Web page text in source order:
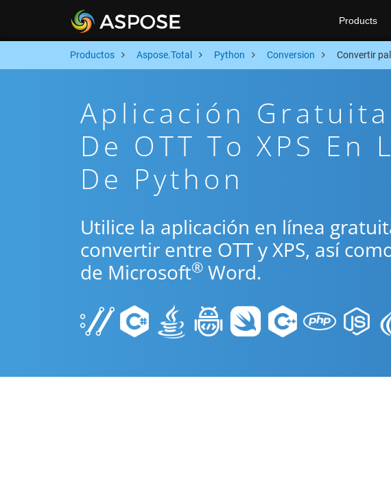
Products
Productos Aspose.Total Python Conversion Convertir
Aplicación
De OTT To XPS En
De Python
Utilice la aplicación en línea
convertir entre OTT y XPS, así
de Microsoft® Word.